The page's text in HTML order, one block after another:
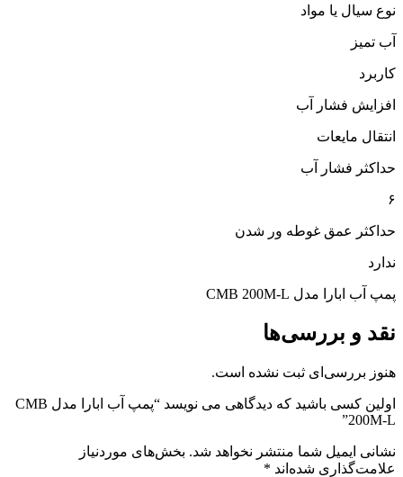
نوع سیال یا مواد
آب تمیز
کاربرد
افزایش فشار آب
انتقال مایعات
حداکثر فشار آب
۶
حداکثر عمق غوطه ور شدن
ندارد
پمپ آب ابارا مدل CMB 200M-L
نقد و بررسی‌ها
هنوز بررسی‌ای ثبت نشده است.
اولین کسی باشید که دیدگاهی می نویسد “پمپ آب ابارا مدل CMB
200M-L”
نشانی ایمیل شما منتشر نخواهد شد. بخش‌های موردنیاز
علامت‌گذاری شده‌اند *